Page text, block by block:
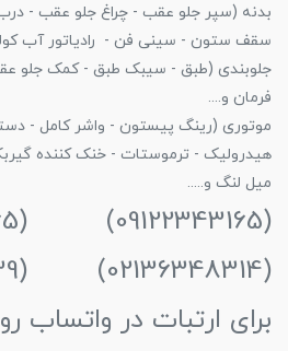
بدنه (سپر جلو عقب - چراغ جلو عقب -
سقف ستون - سینی فن - رادیاتور آب
جلوبندی (طبق - سیبک طبق - کمک جلو
فرمان و....
موتوری (رینگ پیستون - واشر کامل -
هیدرولیک - ترموستات - خنک کننده
میل لنگ و.....
(09122343165) (09025483665)
(02136348314) (02133944439)
برای ارتبات در واتساب